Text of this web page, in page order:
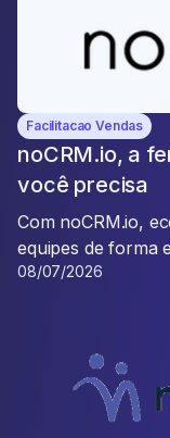
Facilitacao Vendas
noCRM.io, a
você precisa
Com noCRM.io,
equipes de forma
08/07/2026